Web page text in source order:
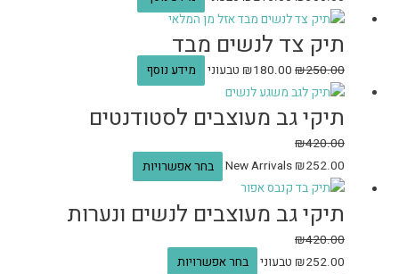
אזל מן המלאי
תיק צד לנשים מבד
₪250.00
₪180.00 טבעוני מידע נוסף
תיקי גב מעוצבים לסטודנטים
₪420.00
₪252.00
New Arrivals בחר אפשרויות
תיקי גב מעוצבים לנשים ונערות
₪420.00
₪252.00 טבעוני
בחר אפשרויות